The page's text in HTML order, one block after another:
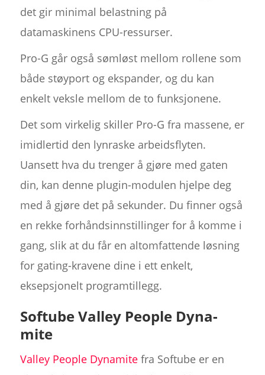
det gir minimal belastning på
datamaskinens CPU-ressurser.
Pro-G går også sømløst mellom rollene som
både støyport og ekspander, og du kan
enkelt veksle mellom de to funksjonene.
Det som virkelig skiller Pro-G fra massene, er
imidlertid den lynraske arbeidsflyten.
Uansett hva du trenger å gjøre med gaten
din, kan denne plugin-modulen hjelpe deg
med å gjøre det på sekunder. Du finner også
en rekke forhåndsinnstillinger for å komme i
gang, slik at du får en altomfattende løsning
for gating-kravene dine i ett enkelt,
eksepsjonelt programtillegg.
Softube Valley People Dyna-
mite
Valley People Dynamitefra Softube er en